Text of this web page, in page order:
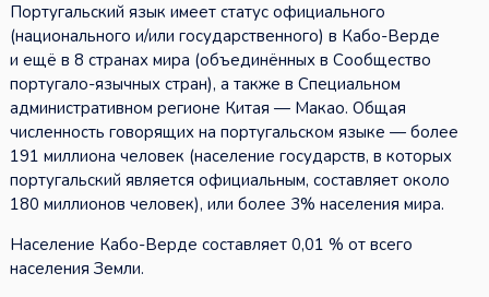
Португальский язык имеет статус официального
(национального и/или государственного) в Кабо-Верде
и ещё в 8 странах мира (объединённых в Сообщество
португало-язычных стран), а также в Специальном
административном регионе Китая — Макао. Общая
численность говорящих на португальском языке — более
191 миллиона человек (население государств, в которых
португальский является официальным, составляет около
180 миллионов человек), или более 3% населения мира.
Население Кабо-Верде составляет 0,01 % от всего
населения Земли.